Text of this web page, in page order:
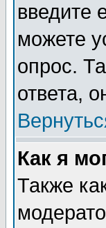
введите
можете
опрос.
ответа,
Как я
Также